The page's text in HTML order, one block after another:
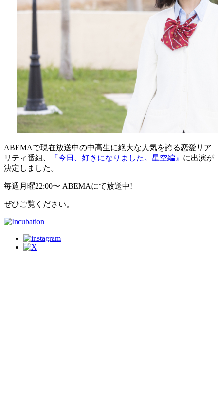
ABEMAで現在放送中の中高生に絶大な人気を誇る恋愛リア
リティ番組、
『今日、好きになりました。星空編』 に出演が
決定しました。
毎週月曜22:00〜 ABEMAにて放送中!
ぜひご覧ください。